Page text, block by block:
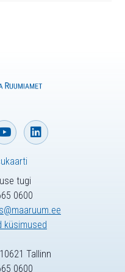
tugi
0600
küsimused
Tallinn
0600